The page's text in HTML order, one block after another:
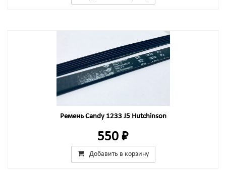
Ремень Candy 1233 J5 Hutchinson
550 ₽
Добавить в корзину